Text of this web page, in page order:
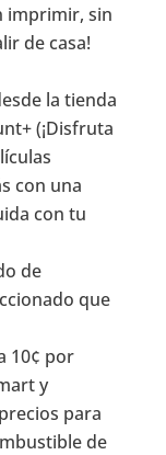
imprimir, sin
de casa!
la tienda
(¡Disfruta
con una
con tu
de
que
10¢ por
y
para
de